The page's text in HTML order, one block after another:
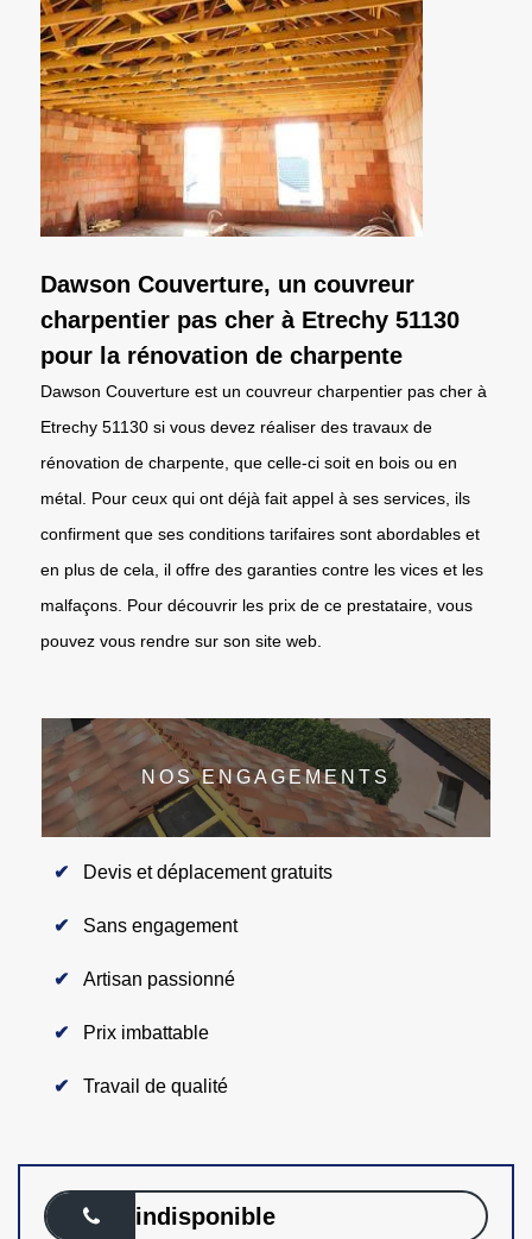
Dawson Couverture, un couvreur
charpentier pas cher à Etrechy 51130
pour la rénovation de charpente
Dawson Couverture est un couvreur charpentier pas cher à
Etrechy 51130 si vous devez réaliser des travaux de
rénovation de charpente, que celle-ci soit en bois ou en
métal. Pour ceux qui ont déjà fait appel à ses services, ils
confirment que ses conditions tarifaires sont abordables et
en plus de cela, il offre des garanties contre les vices et les
malfaçons. Pour découvrir les prix de ce prestataire, vous
pouvez vous rendre sur son site web.
NOS ENGAGEMENTS
Devis et déplacement gratuits
Sans engagement
Artisan passionné
Prix imbattable
Travail de qualité
indisponible